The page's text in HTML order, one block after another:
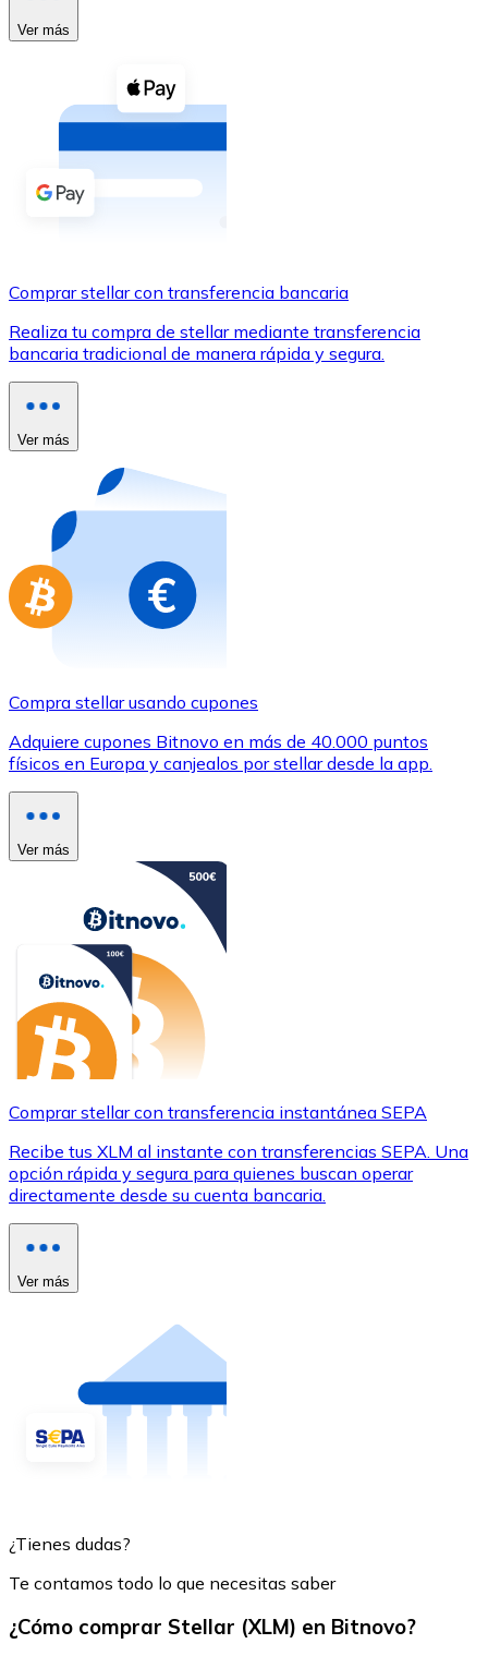
Compra criptomonedas con efectivo en tu tienda más
Comprar con efectivo
Transferencia SEPA
Añade fondos a tu cuenta Bitnovo o realiza compras
Comprar con Transferencia
Utiliza tarjetas Visa y Mastercard para comprar
Comprar con tarjeta
Tienda - Tarjetas regalo
Nuevo
Compra tarjetas regalo de tus marcas favoritas con
Ir a la tienda de tarjetas regalo
Ver más
Comprar stellar con transferencia bancaria
Realiza tu compra de stellar mediante transferencia
bancaria tradicional de manera rápida y segura.
Ver más
Compra stellar usando cupones
Adquiere cupones Bitnovo en más de 40.000 puntos
físicos en Europa y canjealos por stellar desde la app.
Ver más
Comprar stellar con transferencia instantánea SEPA
Recibe tus XLM al instante con transferencias SEPA. Una
opción rápida y segura para quienes buscan operar
directamente desde su cuenta bancaria.
Ver más
¿Tienes dudas?
Te contamos todo lo que necesitas saber
¿Cómo comprar Stellar (XLM) en Bitnovo?